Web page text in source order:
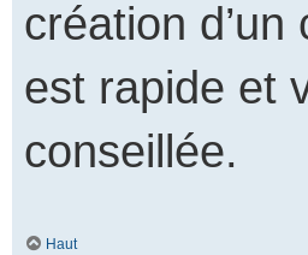
création d’un
est rapide et
conseillée.
Haut